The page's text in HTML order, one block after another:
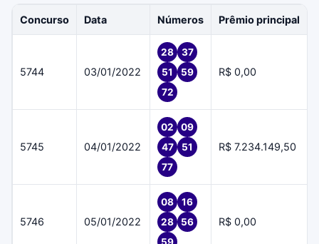
Concurso Data Números Prêmio principal
5744 03/01/2022
28
37
51
59
72
R$ 0,00
5745 04/01/2022
02
09
47
51
77
R$ 7.234.149,50
5746 05/01/2022
08
16
28
56
R$ 0,00